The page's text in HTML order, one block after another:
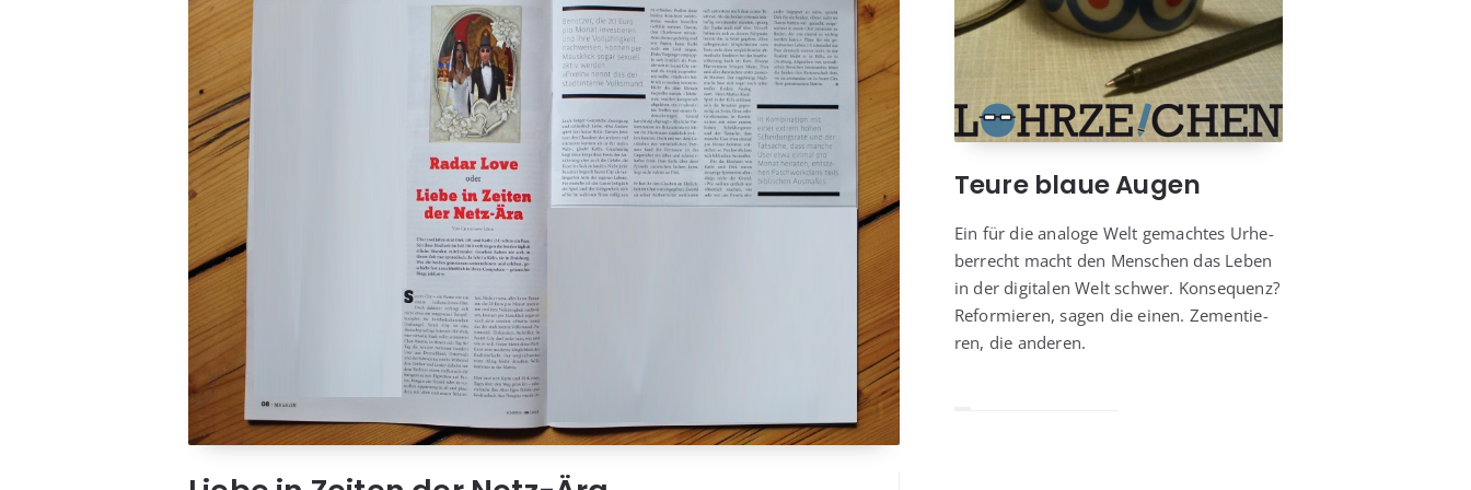
Teure blaue Augen
Ein für die ana­lo­ge Welt gemach­tes Urhe­
ber­recht macht den Men­schen das Leben
in der digi­ta­len Welt schwer. Kon­se­quenz?
Refor­mie­ren, sagen die einen. Zemen­tie­
ren, die anderen.